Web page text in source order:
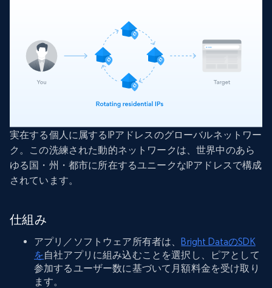
実在する個人に属するIPアドレスのグローバルネットワー
ク。この洗練された動的ネットワークは、世界中のあら
ゆる国・州・都市に所在するユニークなIPアドレスで構成
されています。
仕組み
アプリ／ソフトウェア所有者は、Bright DataのSDK
を自社アプリに組み込むことを選択し、ピアとして
参加するユーザー数に基づいて月額料金を受け取り
ます。